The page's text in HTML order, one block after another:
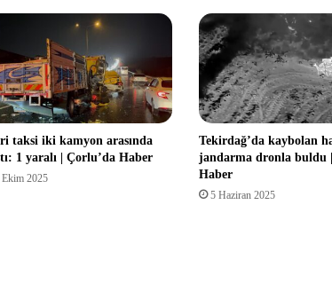
taksi iki kamyon arasında
1 yaralı | Çorlu’da Haber
Ekim 2025
Tekirdağ’da kaybolan
jandarma dronla buldu
Haber
5 Haziran 2025